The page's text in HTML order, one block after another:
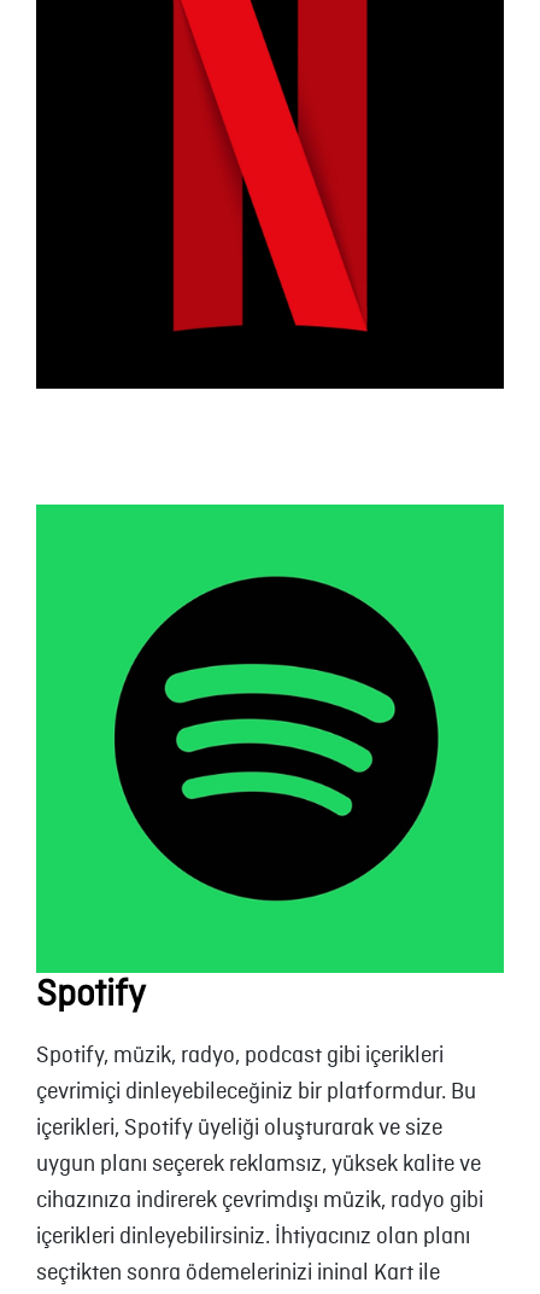
Spotify
Spotify, müzik, radyo, podcast gibi içerikleri
çevrimiçi dinleyebileceğiniz bir platformdur. Bu
içerikleri, Spotify üyeliği oluşturarak ve size
uygun planı seçerek reklamsız, yüksek kalite ve
cihazınıza indirerek çevrimdışı müzik, radyo gibi
içerikleri dinleyebilirsiniz. İhtiyacınız olan planı
seçtikten sonra ödemelerinizi ininal Kart ile